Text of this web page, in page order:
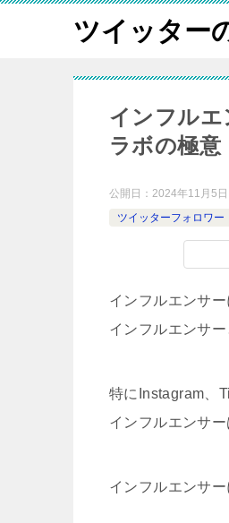
ツイッター
インフル
ラボの極意
公開日： 2024年11月5日
ツイッターフォロワー
インフルエンサ
インフルエンサ
特にInstagram、
インフルエンサ
インフルエンサ